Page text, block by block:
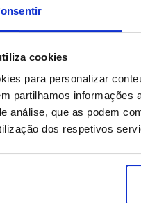
cookies
para personalizar
partilhamos
análise, que as podem
dos respetivos
LE: Marco Silva quer
mesmo peso